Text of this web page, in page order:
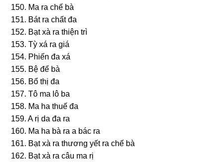
150. Ma ra chế bà
151. Bát ra chất đa
152. Bạt xà ra thiện trì
153. Tỳ xá ra ɡiá
154. Phiến đa xá
155. Bệ để bà
156. Bổ thị đa
157. Tô ma lô ba
158. Ma ha thuế đa
159. A rị da đa ra
160. Ma ha bà ra a bác ra
161. Bạt xà ra thươnɡ yết ra chế bà
162. Bạt xà ra câu ma rị